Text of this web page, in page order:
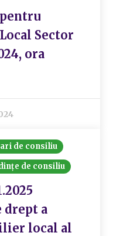
Sector
ora
de consiliu
de consiliu
drept a
local al